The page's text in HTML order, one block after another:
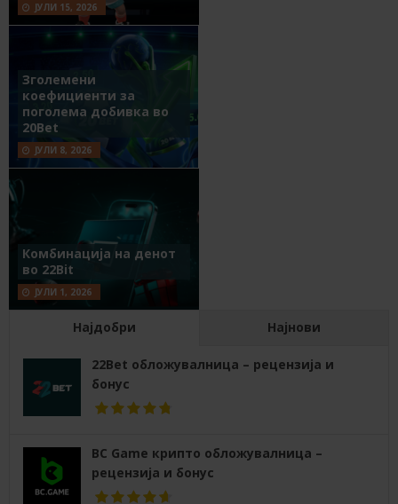
ЈУЛИ 15, 2026
Зголемени
коефициенти за
поголема добивка во
20Bet
ЈУЛИ 8, 2026
Комбинација на денот
во 22Bit
ЈУЛИ 1, 2026
Најдобри Најнови
22Bet обложувалница – рецензија и
бонус
BC Game крипто обложувалница –
рецензија и бонус